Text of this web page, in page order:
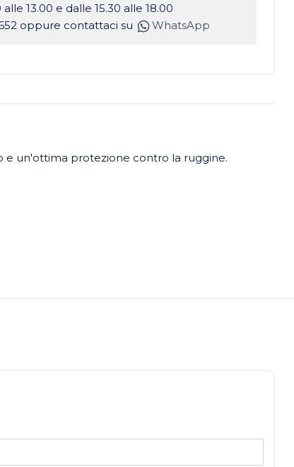
13.00 e dalle 15.30 alle 18.00
oppure contattaci su
WhatsApp
e un'ottima protezione contro la ruggine.